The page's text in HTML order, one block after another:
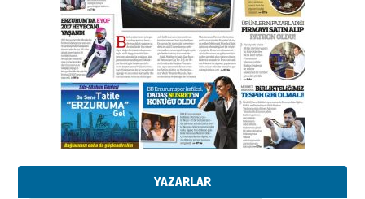
YAZARLAR
29 Haziran 2026 Pazartesi
Kenan GÜLERCİ
Murat Şahsuvaroğlu ERKON’da
çıtayı yukarı taşırken,
yönetimdekiler aşağı
çekmemeli!
17 Şubat 2026 SalıOrhan BOZKURT
Bir fotoğraf, bir şehir, bir
gazeteci… Dizginler kimin